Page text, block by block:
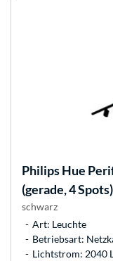
Philips Hue
(gerade, 4
schwarz
Art: Leuchte
Betriebsart:
Lichtstrom: 2040